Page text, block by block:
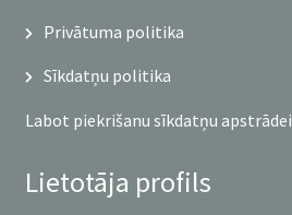
Privātuma politika
Sīkdatņu politika
Labot piekrišanu sīkdatņu apstrādei
Lietotāja profils